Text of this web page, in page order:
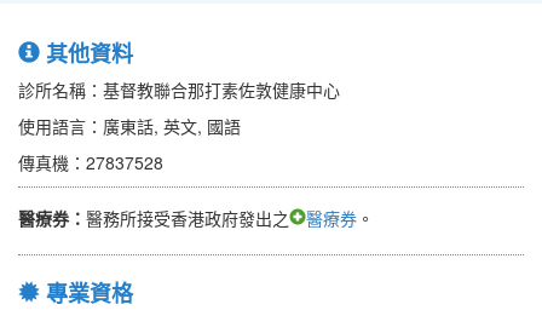
其他資料
診所名稱：基督教聯合那打素佐敦健康中心
使用語言：廣東話, 英文, 國語
傳真機：27837528
醫療券： 醫務所接受香港政府發出之 醫療券 。
專業資格